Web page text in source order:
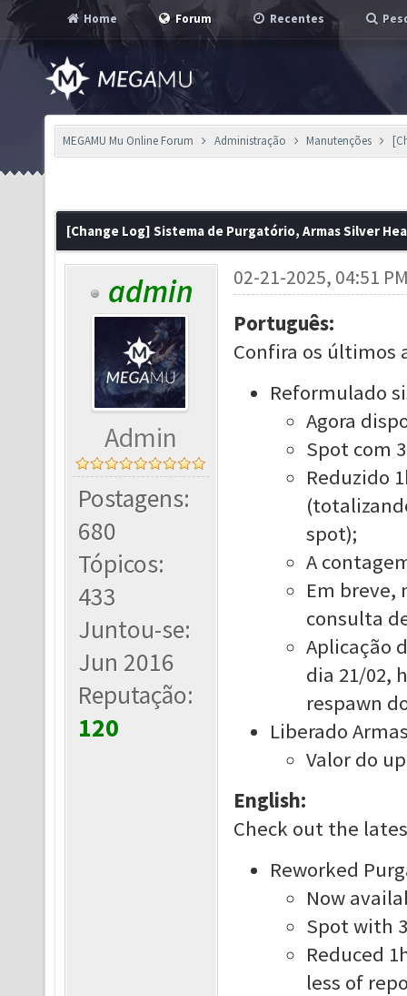
Home Forum Recentes
MEGAMU Mu Online Forum Administração Manutenções
[Change Log] Sistema de Purgatório, Armas Silver
admin
Admin
Postagens:
680
Tópicos:
433
Juntou-se:
Jun 2016
Reputação:
120
02-21-2025, 04:51
Português:
Confira os últimos
Reformulado
Agora
Spot com
Reduzido
spot);
A
Em breve,
consulta
Aplicação
dia 21/02,
respawn
Liberado
Valor do
English:
Check out the
Reworked
Now
Spot with
Reduced
less of